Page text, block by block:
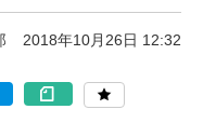
2018年10月26日 12:32